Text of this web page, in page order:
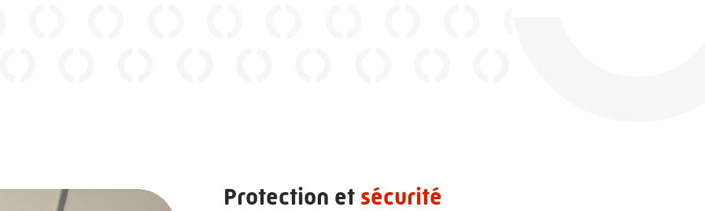
Protection et sécurité